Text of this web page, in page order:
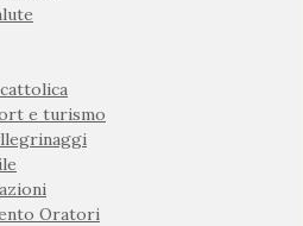
e turismo
Oratori